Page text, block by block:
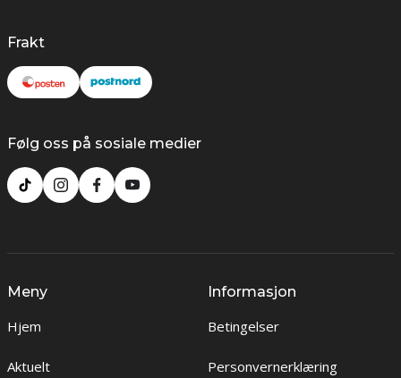
Frakt
Følg oss på sosiale medier
Meny
Hjem
Aktuelt
Informasjon
Betingelser
Personvernerklæring